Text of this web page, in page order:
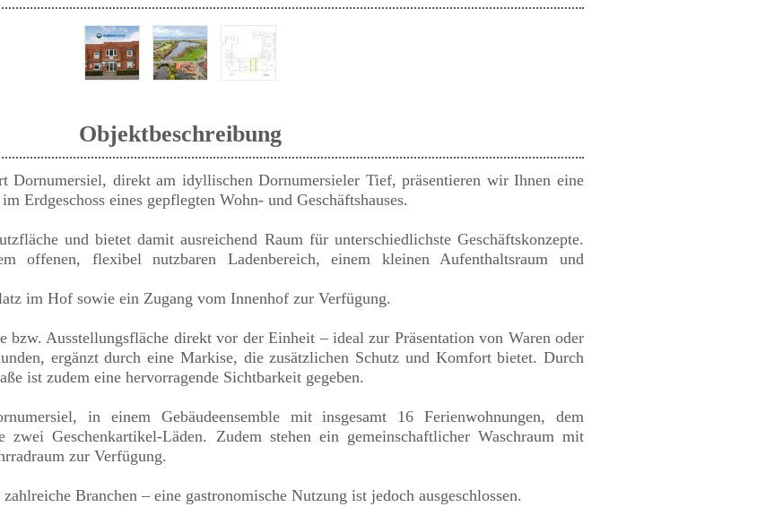
Objektbeschreibung
Dornumersiel, direkt am idyllischen Dornumersieler Tief, präsentieren wir Ihnen eine
Erdgeschoss eines gepflegten Wohn- und Geschäftshauses.
und bietet damit ausreichend Raum für unterschiedlichste Geschäftskonzepte.
offenen, flexibel nutzbaren Ladenbereich, einem kleinen Aufenthaltsraum und
im Hof sowie ein Zugang vom Innenhof zur Verfügung.
bzw. Ausstellungsfläche direkt vor der Einheit – ideal zur Präsentation von Waren oder
ergänzt durch eine Markise, die zusätzlichen Schutz und Komfort bietet. Durch
ist zudem eine hervorragende Sichtbarkeit gegeben.
in einem Gebäudeensemble mit insgesamt 16 Ferienwohnungen, dem
zwei Geschenkartikel-Läden. Zudem stehen ein gemeinschaftlicher Waschraum mit
zur Verfügung.
Branchen – eine gastronomische Nutzung ist jedoch ausgeschlossen.